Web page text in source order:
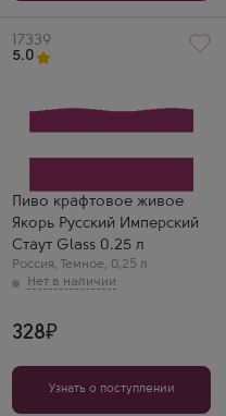
Артикул
17339
5.0
Пиво крафтовое живое
Якорь Русский Имперский
Стаут Glass 0.25 л
Россия, Темное, 0,25 л
328
Узнать о поступлении